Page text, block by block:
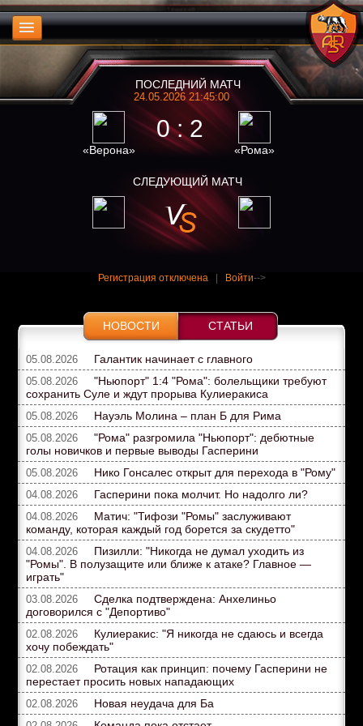
ПОСЛЕДНИЙ МАТЧ
24.05.2026 21:45:00
«Верона» «Рома»
0 : 2
СЛЕДУЮЩИЙ МАТЧ
Регистрация отключена| Войти-->
НОВОСТИ СТАТЬИ
05.08.2026 Галантик начинает с главного
05.08.2026"Ньюпорт" 1:4 "Рома": болельщики требуют
сохранить Суле и ждут прорыва Кулиеракиса
05.08.2026 Науэль Молина – план Б для Рима
05.08.2026"Рома" разгромила "Ньюпорт": дебютные
голы новичков и первые выводы Гасперини
05.08.2026 Нико Гонсалес открыт для перехода в "Рому"
04.08.2026 Гасперини пока молчит. Но надолго ли?
04.08.2026 Матич: "Тифози "Ромы" заслуживают
команду, которая каждый год борется за скудетто"
04.08.2026 Пизилли: "Никогда не думал уходить из
"Ромы". В полузащите или ближе к атаке? Главное —
играть"
03.08.2026Сделка подтверждена: Анхелиньо
договорился с "Депортиво"
02.08.2026 Кулиеракис: "Я никогда не сдаюсь и всегда
хочу побеждать"
02.08.2026 Ротация как принцип: почему Гасперини не
перестает просить новых нападающих
02.08.2026 Новая неудача для Ба